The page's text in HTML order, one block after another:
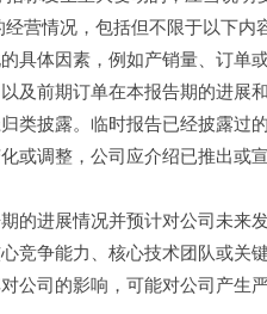
情况，包括但不限于以下内
因素，例如产销量、订单或
期订单在本报告期的进展和
类披露。临时报告已经披露过
整，公司应介绍已推出或宣
展情况并预计对公司未来发
能力、核心技术团队或关键
公司的影响，可能对公司产生